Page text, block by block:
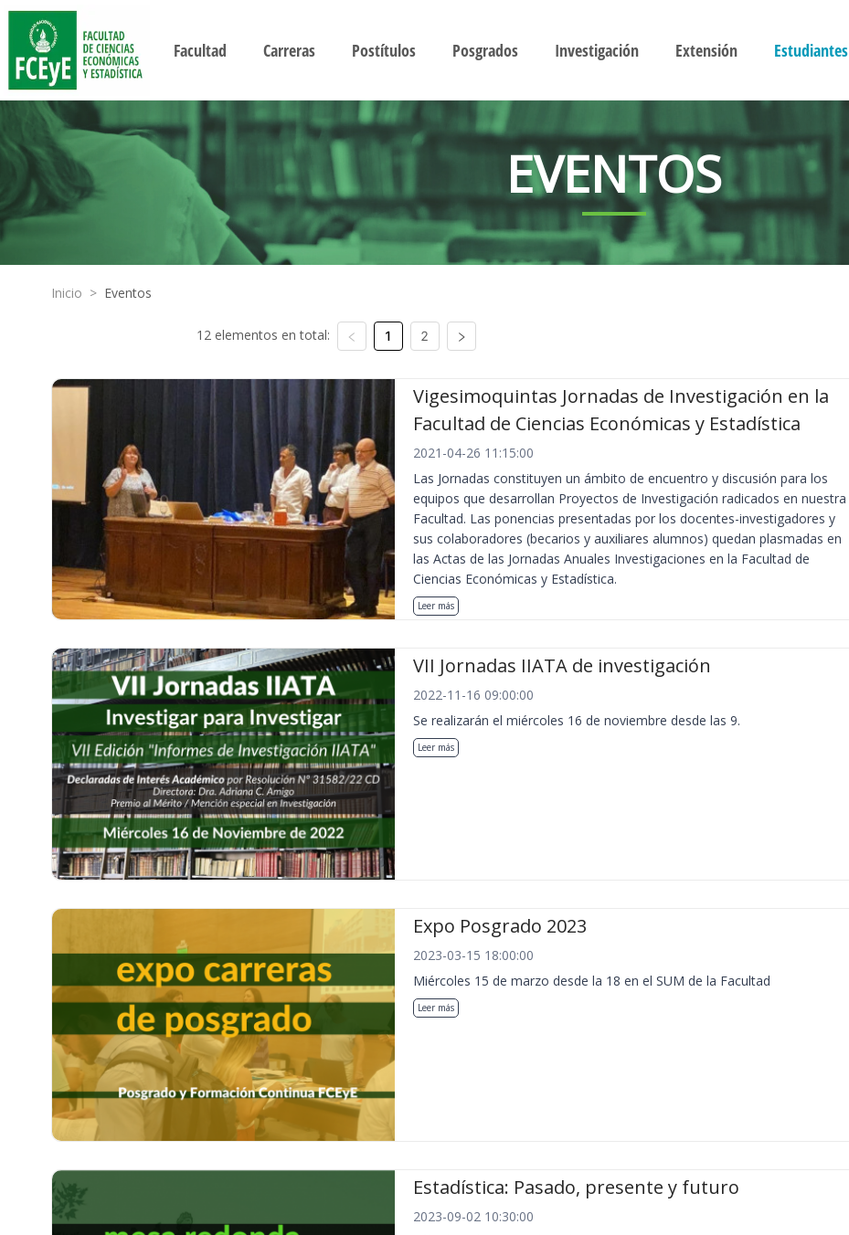
Facultad Carreras Postítulos Posgrados Investigación Extensión Estudiantes
EVENTOS
Inicio > Eventos
12 elementos en total: 1 2
Vigesimoquintas Jornadas de Investigación en la
Facultad de Ciencias Económicas y Estadística
2021-04-26 11:15:00
Las Jornadas constituyen un ámbito de encuentro y discusión para los
equipos que desarrollan Proyectos de Investigación radicados en nuestra
Facultad. Las ponencias presentadas por los docentes-investigadores y
sus colaboradores (becarios y auxiliares alumnos) quedan plasmadas en
las Actas de las Jornadas Anuales Investigaciones en la Facultad de
Ciencias Económicas y Estadística.
Leer más
VII Jornadas IIATA de investigación
2022-11-16 09:00:00
Se realizarán el miércoles 16 de noviembre desde las 9.
Leer más
Expo Posgrado 2023
2023-03-15 18:00:00
Miércoles 15 de marzo desde la 18 en el SUM de la Facultad
Leer más
Estadística: Pasado, presente y futuro
2023-09-02 10:30:00